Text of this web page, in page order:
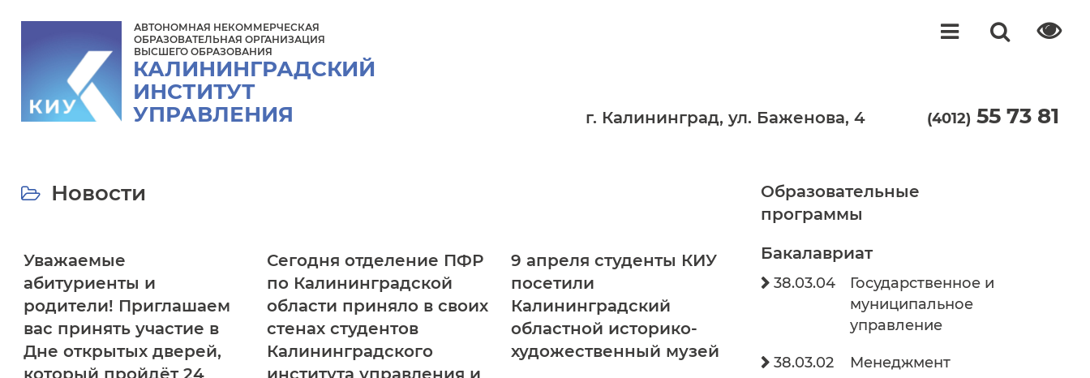
АВТОНОМНАЯ НЕКОММЕРЧЕСКАЯ
ОБРАЗОВАТЕЛЬНАЯ ОРГАНИЗАЦИЯ
ВЫСШЕГО ОБРАЗОВАНИЯ
КАЛИНИНГРАДСКИЙ
ИНСТИТУТ
УПРАВЛЕНИЯ
г. Калининград, ул. Баженова, 4 (4012) 55 73 81
Новости
Уважаемые
абитуриенты и
родители! Приглашаем
вас принять участие в
Дне открытых дверей,
который пройдёт 24
Сегодня отделение ПФР
по Калининградской
области приняло в своих
стенах студентов
Калининградского
института управления и
9 апреля студенты КИУ
посетили
Калининградский
областной историко-
художественный музей
Образовательные
программы
Бакалавриат
38.03.04
Государственное и
муниципальное
управление
38.03.02 Менеджмент